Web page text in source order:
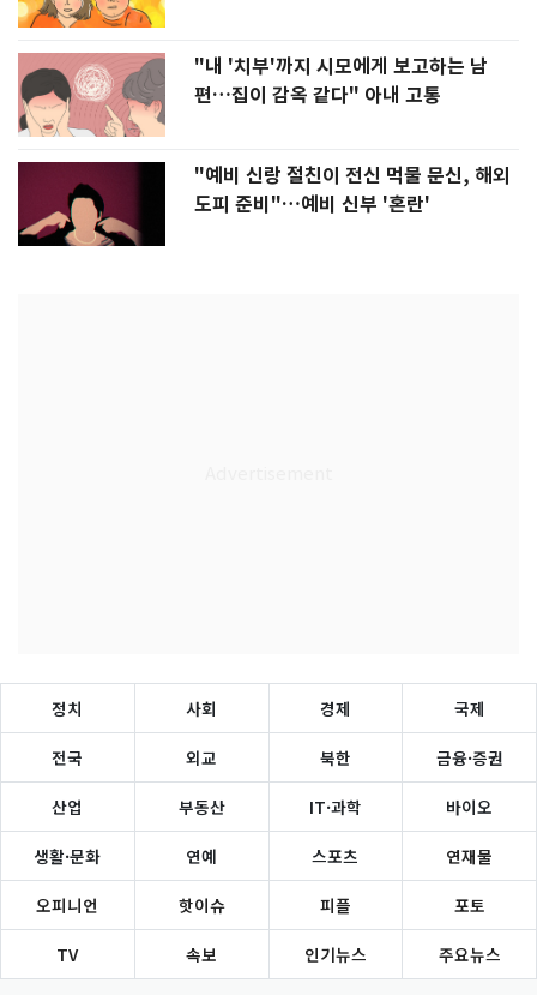
"내 '치부'까지 시모에게 보고하는 남
편…집이 감옥 같다" 아내 고통
"예비 신랑 절친이 전신 먹물 문신, 해외
도피 준비"…예비 신부 '혼란'
정치 사회 경제 국제
전국 외교 북한 금융·증권
산업 부동산 IT·과학 바이오
생활·문화 연예 스포츠 연재물
오피니언 핫이슈 피플 포토
TV 속보 인기뉴스 주요뉴스